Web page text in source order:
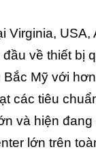
Virginia, USA,
về thiết bị
Mỹ với
các tiêu
và hiện
lớn trên